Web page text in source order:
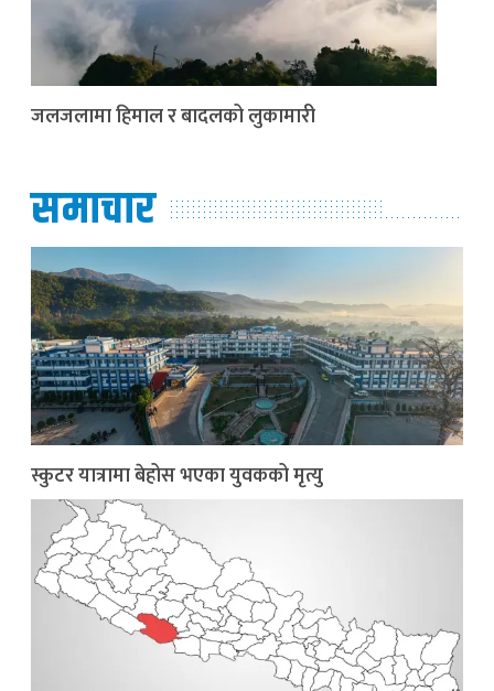
जलजलामा हिमाल र बादलको लुकामारी
समाचार
स्कुटर यात्रामा बेहोस भएका युवकको मृत्यु